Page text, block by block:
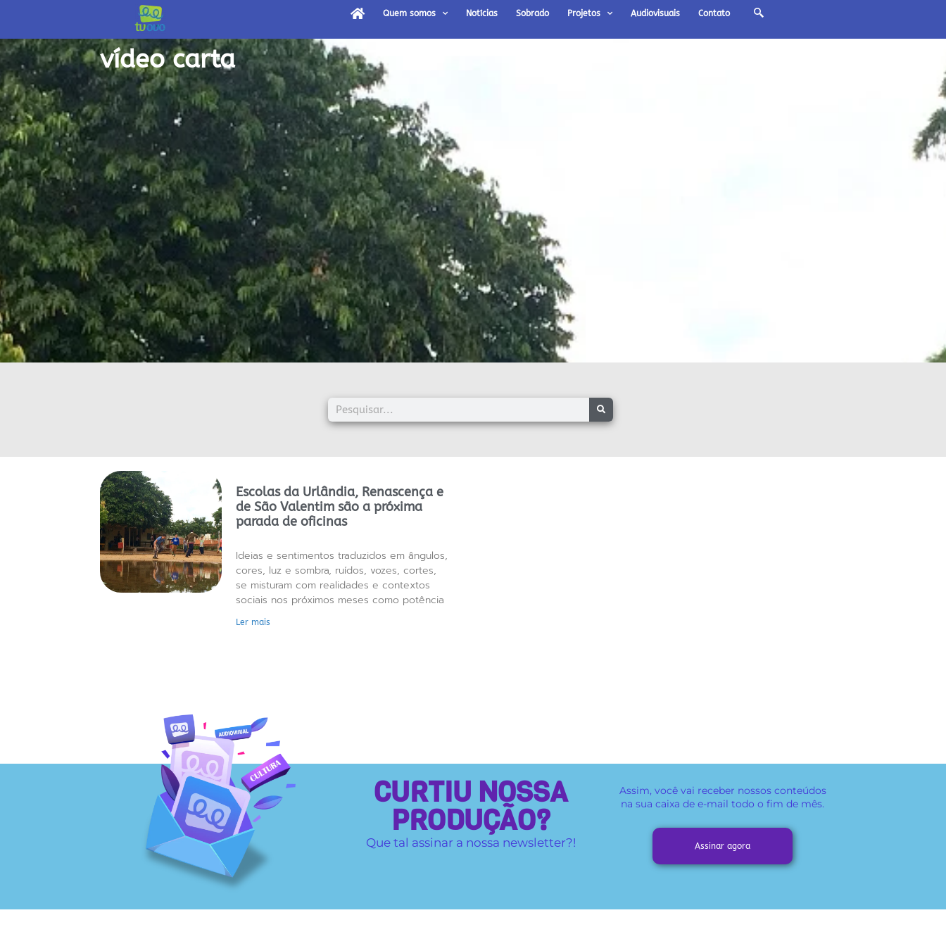
Quem somos Notícias Sobrado Projetos Audiovisuais Contato
início /
vídeo carta
Escolas da Urlândia, Renascença e
de São Valentim são a próxima
parada de oficinas
Ideias e sentimentos traduzidos em ângulos,
cores, luz e sombra, ruídos, vozes, cortes,
se misturam com realidades e contextos
sociais nos próximos meses como potência
Ler mais
CURTIU NOSSA
PRODUÇÃO?
Que tal assinar a nossa newsletter?!
Assim, você vai receber nossos conteúdos
na sua caixa de e-mail todo o fim de mês.
Assinar agora